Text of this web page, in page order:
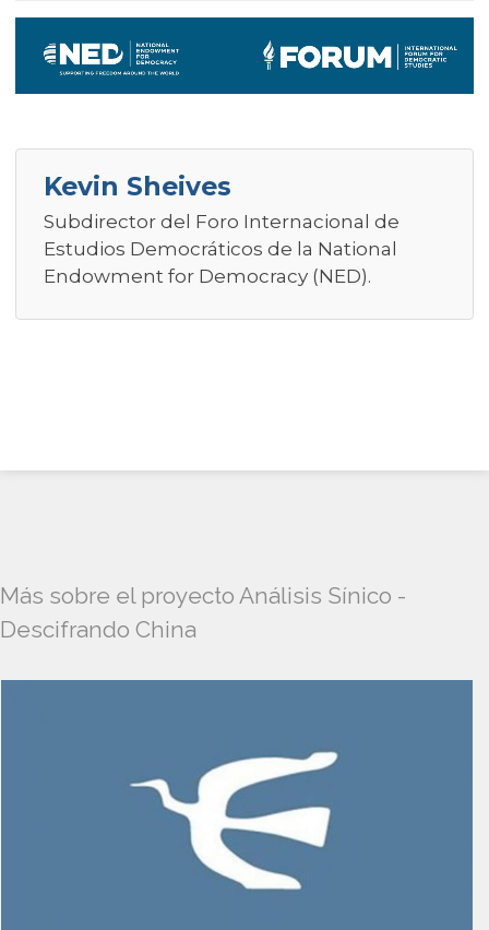
Kevin Sheives
Subdirector del Foro Internacional de
Estudios Democráticos de la National
Endowment for Democracy (NED).
Más sobre el proyecto Análisis Sínico -
Descifrando China